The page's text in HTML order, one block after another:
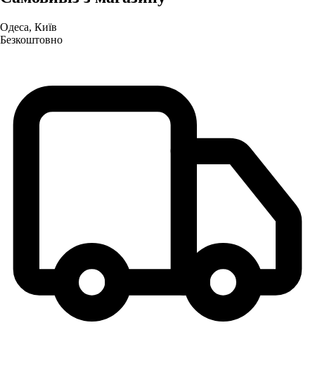
Одеса, Київ
Безкоштовно